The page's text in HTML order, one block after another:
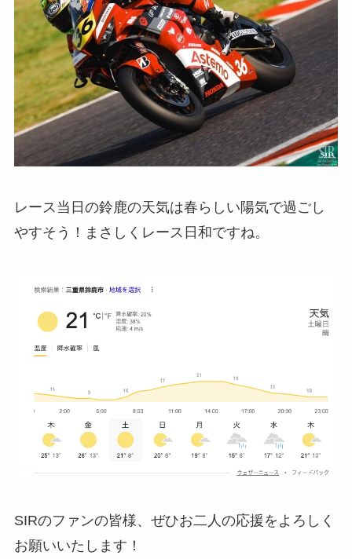
レース当日の鈴鹿の天気は春らしい陽気で過ごし
やすそう！まさしくレース日和ですね。
SIRのファンの皆様、ぜひお二人の応援をよろしく
お願いいたします！